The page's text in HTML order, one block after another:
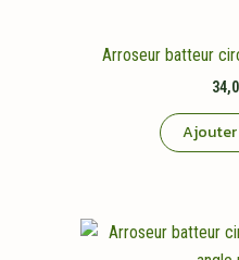
Arroseur batteur
Ajouter